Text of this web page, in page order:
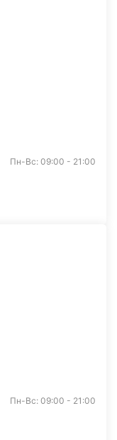
Пн-Вс: 09:00 - 21:00
Пн-Вс: 09:00 - 21:00